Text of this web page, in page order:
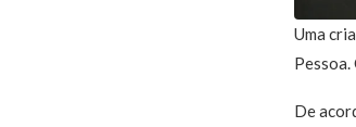
Uma
De